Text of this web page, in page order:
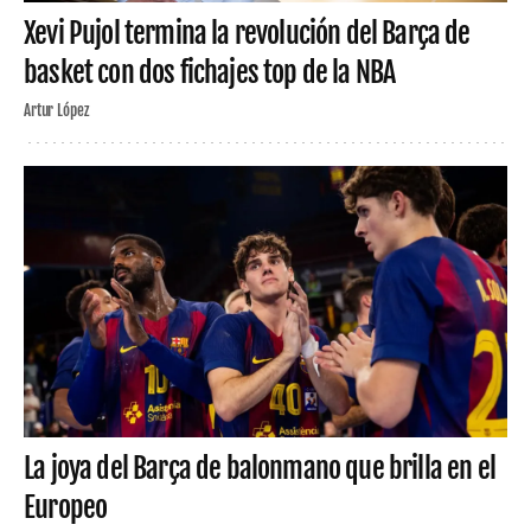
Xevi Pujol termina la revolución del Barça de
basket con dos fichajes top de la NBA
Artur López
La joya del Barça de balonmano que brilla en el
Europeo